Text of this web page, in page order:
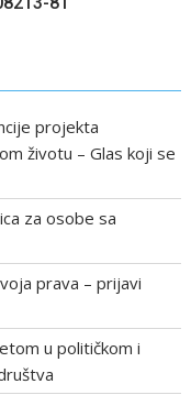
projekta
životu – Glas koji se
za osobe sa
prava – prijavi
u političkom i